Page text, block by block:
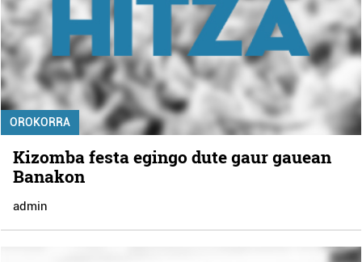
OROKORRA
Kizomba festa egingo dute gaur gauean
Banakon
admin